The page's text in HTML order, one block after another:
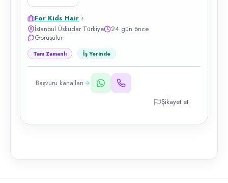
For Kids Hair
İstanbul Üsküdar Türkiye
24 gün önce
Görüşülür
Tam Zamanlı İş Yerinde
Başvuru kanalları
Şikayet et